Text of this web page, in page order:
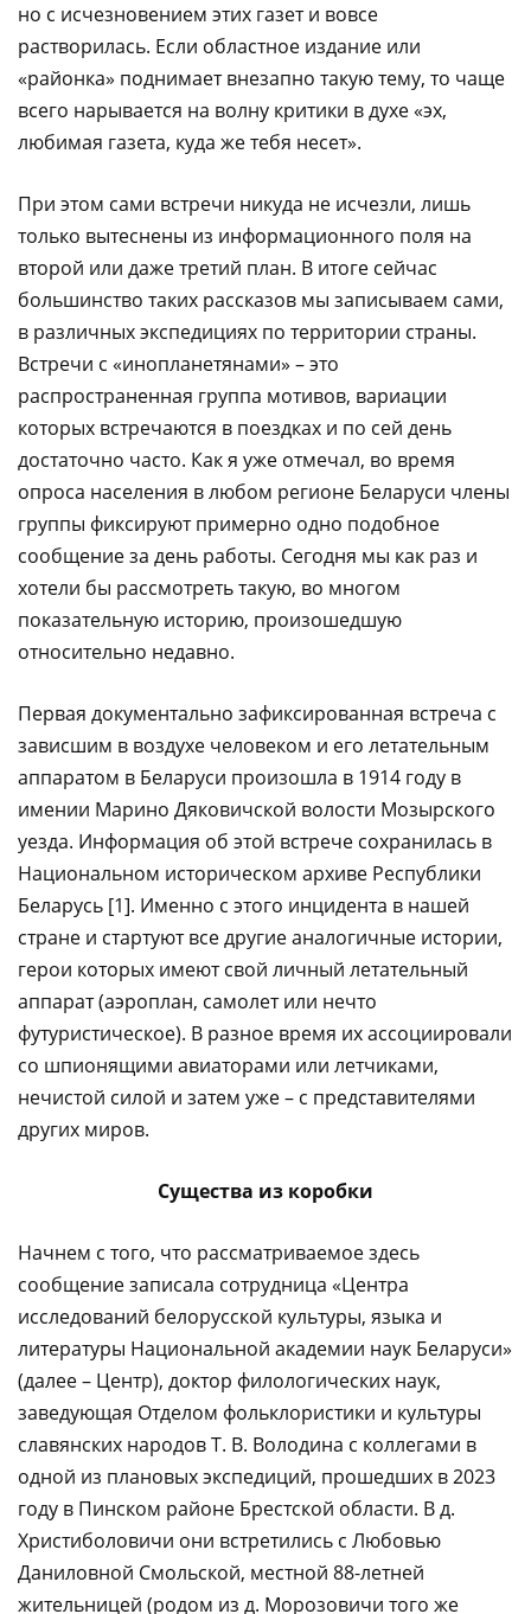
но с исчезновением этих газет и вовсе
растворилась. Если областное издание или
«районка» поднимает внезапно такую тему, то чаще
всего нарывается на волну критики в духе «эх,
любимая газета, куда же тебя несет».
При этом сами встречи никуда не исчезли, лишь
только вытеснены из информационного поля на
второй или даже третий план. В итоге сейчас
большинство таких рассказов мы записываем сами,
в различных экспедициях по территории страны.
Встречи с «инопланетянами» – это
распространенная группа мотивов, вариации
которых встречаются в поездках и по сей день
достаточно часто. Как я уже отмечал, во время
опроса населения в любом регионе Беларуси члены
группы фиксируют примерно одно подобное
сообщение за день работы. Сегодня мы как раз и
хотели бы рассмотреть такую, во многом
показательную историю, произошедшую
относительно недавно.
Первая документально зафиксированная встреча с
зависшим в воздухе человеком и его летательным
аппаратом в Беларуси произошла в 1914 году в
имении Марино Дяковичской волости Мозырского
уезда. Информация об этой встрече сохранилась в
Национальном историческом архиве Республики
Беларусь [1]. Именно с этого инцидента в нашей
стране и стартуют все другие аналогичные истории,
герои которых имеют свой личный летательный
аппарат (аэроплан, самолет или нечто
футуристическое). В разное время их ассоциировали
со шпионящими авиаторами или летчиками,
нечистой силой и затем уже – с представителями
других миров.
Существа из коробки
Начнем с того, что рассматриваемое здесь
сообщение записала сотрудница «Центра
исследований белорусской культуры, языка и
литературы Национальной академии наук Беларуси»
(далее – Центр), доктор филологических наук,
заведующая Отделом фольклористики и культуры
славянских народов Т. В. Володина с коллегами в
одной из плановых экспедиций, прошедших в 2023
году в Пинском районе Брестской области. В д.
Христиболовичи они встретились с Любовью
Даниловной Смольской, местной 88-летней
жительницей (родом из д. Морозовичи того же